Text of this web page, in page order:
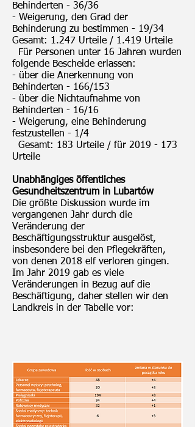
Behinderten - 36/36
- Weigerung, den Grad der
Behinderung zu bestimmen - 19/34
Gesamt: 1.247 Urteile / 1.419 Urteile
Für Personen unter 16 Jahren wurden
folgende Bescheide erlassen:
- über die Anerkennung von
Behinderten - 166/153
- über die Nichtaufnahme von
Behinderten - 16/16
- Weigerung, eine Behinderung
festzustellen - 1/4
Gesamt: 183 Urteile / für 2019 - 173
Urteile
Unabhängiges öffentliches
Gesundheitszentrum in Lubartów
Die größte Diskussion wurde im
vergangenen Jahr durch die
Veränderung der
Beschäftigungsstruktur ausgelöst,
insbesondere bei den Pflegekräften,
von denen 2018 elf verloren gingen.
Im Jahr 2019 gab es viele
Veränderungen in Bezug auf die
Beschäftigung, daher stellen wir den
Landkreis in der Tabelle vor: